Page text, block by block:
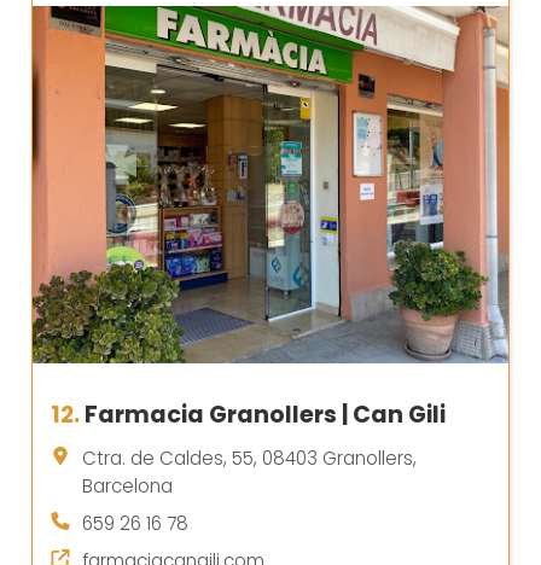
12.Farmacia Granollers | Can Gili
Ctra. de Caldes, 55, 08403 Granollers,
Barcelona
659 26 16 78